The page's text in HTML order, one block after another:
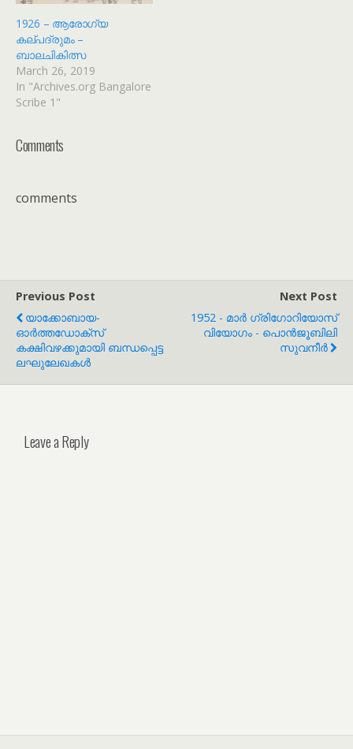
1926 – ആരോഗ്യ
കല്പദ്രുമം –
ബാലചികിത്സ
March 26, 2019
In "Archives.org Bangalore
Scribe 1"
Comments
comments
Previous Post
യാക്കോബായ-
ഓർത്തഡോക്സ്
കക്ഷിവഴക്കുമായി ബന്ധപ്പെട്ട
ലഘുലേഖകൾ
Next Post
1952 - മാർ ഗ്രിഗോറിയോസ്
വിയോഗം - പൊൻജൂബിലി
സുവനീർ
Leave a Reply